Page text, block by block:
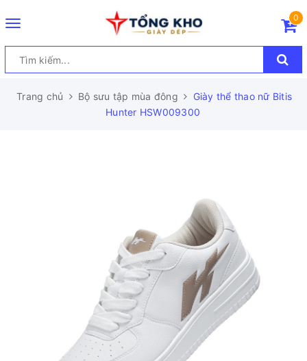
Toggle
0
Trang chủ Bộ sưu tập mùa đông
Giày thể thao nữ Bitis
Hunter HSW009300